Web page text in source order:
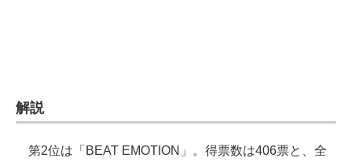
解説
第2位は「BEAT EMOTION」。得票数は406票と、全